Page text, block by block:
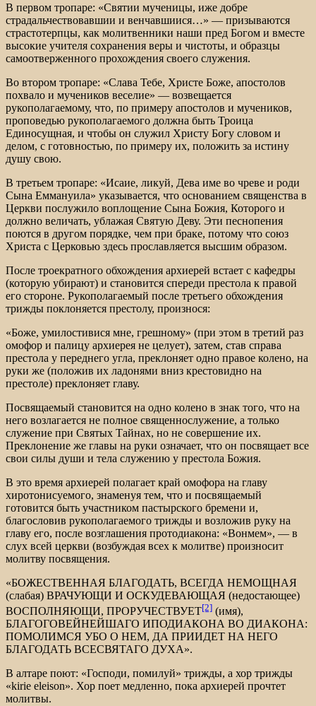
В первом тропаре: «Святии мученицы, иже добре
страдальчествовавшии и венчавшиися…» — призываются
страстотерпцы, как молитвенники наши пред Богом и вместе
высокие учителя сохранения веры и чистоты, и образцы
самоотверженного прохождения своего служения.
Во втором тропаре: «Слава Тебе, Христе Боже, апостолов
похвало и мучеников веселие» — возвещается
рукополагаемому, что, по примеру апостолов и мучеников,
проповедью рукополагаемого должна быть Троица
Единосущная, и чтобы он служил Христу Богу словом и
делом, с готовностью, по примеру их, положить за истину
душу свою.
В третьем тропаре: «Исаие, ликуй, Дева име во чреве и роди
Сына Еммануила» указывается, что основанием священства в
Церкви послужило воплощение Сына Божия, Которого и
должно величать, ублажая Святую Деву. Эти песнопения
поются в другом порядке, чем при браке, потому что союз
Христа с Церковью здесь прославляется высшим образом.
После троекратного обхождения архиерей встает с кафедры
(которую убирают) и становится спереди престола к правой
его стороне. Рукополагаемый после третьего обхождения
трижды поклоняется престолу, произнося:
«Боже, умилостивися мне, грешному» (при этом в третий раз
омофор и палицу архиерея не целует), затем, став справа
престола у переднего угла, преклоняет одно правое колено, на
руки же (положив их ладонями вниз крестовидно на
престоле) преклоняет главу.
Посвящаемый становится на одно колено в знак того, что на
него возлагается не полное священнослужение, а только
служение при Святых Тайнах, но не совершение их.
Преклонение же главы на руки означает, что он посвящает все
свои силы души и тела служению у престола Божия.
В это время архиерей полагает край омофора на главу
хиротонисуемого, знаменуя тем, что и посвящаемый
готовится быть участником пастырского бремени и,
благословив рукополагаемого трижды и возложив руку на
главу его, после возглашения протодиакона: «Вонмем», — в
слух всей церкви (возбуждая всех к молитве) произносит
молитву посвящения.
«БОЖЕСТВЕННАЯ БЛАГОДАТЬ, ВСЕГДА НЕМОЩНАЯ
(слабая) ВРАЧУЮЩИ И ОСКУДЕВАЮЩАЯ (недостающее)
ВОСПОЛНЯЮЩИ, ПРОРУЧЕСТВУЕТ[2] (имя),
БЛАГОГОВЕЙНЕЙШАГО ИПОДИАКОНА ВО ДИАКОНА:
ПОМОЛИМСЯ УБО О НЕМ, ДА ПРИИДЕТ НА НЕГО
БЛАГОДАТЬ ВСЕСВЯТАГО ДУХА».
В алтаре поют: «Господи, помилуй» трижды, а хор трижды
«kirie eleison». Хор поет медленно, пока архиерей прочтет
молитвы.